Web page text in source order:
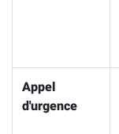
Appel
d'urgence